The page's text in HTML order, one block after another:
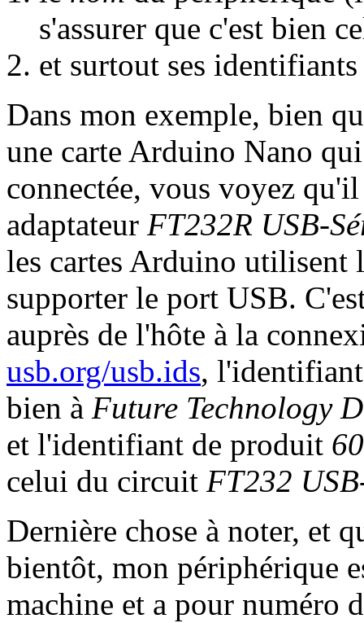
s'assurer que c'est bien
et surtout ses
Dans mon exemple, bien
une carte Arduino Nano
connectée, vous voyez
adaptateur FT232R USB-
les cartes Arduino
supporter le port USB.
auprès de l'hôte à la
usb.org/usb.ids,
bien à Future Technology
et l'identifiant de produit
celui du circuit FT232
Dernière chose à noter, et
bientôt, mon périphérique
machine et a pour numéro